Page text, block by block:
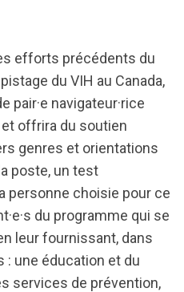
efforts précédents du
du VIH au Canada,
pair·e navigateur·rice
offrira du soutien
genres et orientations
poste, un test
personne choisie pour ce
du programme qui se
leur fournissant, dans
: une éducation et du
services de prévention,